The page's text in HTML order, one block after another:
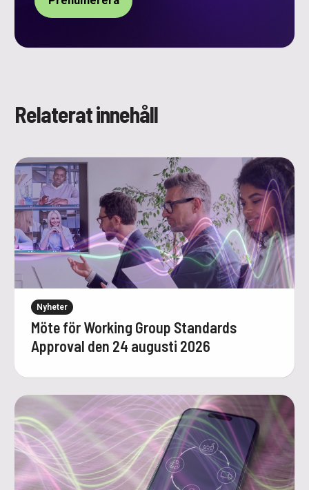
Relaterat innehåll
Nyheter
Möte för Working Group Standards
Approval den 24 augusti 2026